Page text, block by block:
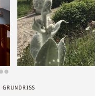
GRUNDRISS